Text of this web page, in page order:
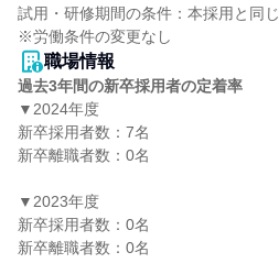
試用・研修期間の条件：本採用と同じ
職場情報
過去3年間の新卒採用者の定着率
▼2024年度
新卒採用者数：7名
新卒離職者数：0名
▼2023年度
新卒採用者数：0名
新卒離職者数：0名